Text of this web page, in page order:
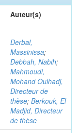
Auteur(s)
Derbal,
Massinissa;
Debbah, Nabih;
Mahmoudi,
Mohand Oulhadj,
Directeur de
thèse; Berkouk, El
Madjid, Directeur
de thèse